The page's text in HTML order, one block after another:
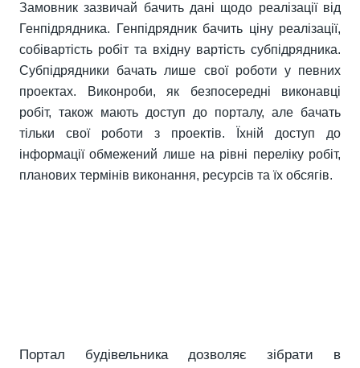
Замовник зазвичай бачить дані щодо реалізації від
Генпідрядника. Генпідрядник бачить ціну реалізації,
собівартість робіт та вхідну вартість субпідрядника.
Субпідрядники бачать лише свої роботи у певних
проектах. Виконроби, як безпосередні виконавці
робіт, також мають доступ до порталу, але бачать
тільки свої роботи з проектів. Їхній доступ до
інформації обмежений лише на рівні переліку робіт,
планових термінів виконання, ресурсів та їх обсягів.
Портал будівельника дозволяє зібрати в